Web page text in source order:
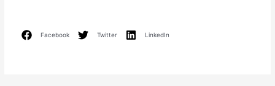
Facebook Twitter LinkedIn